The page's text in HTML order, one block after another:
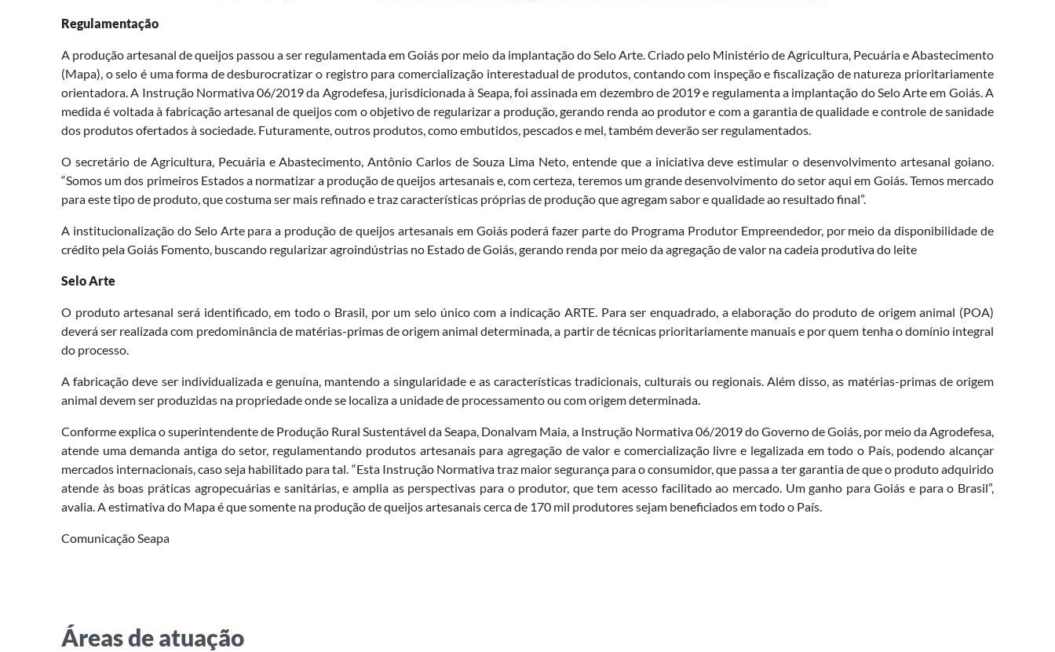
Regulamentação
A produção artesanal de queijos passou a ser regulamentada em Goiás por meio da implantação do Selo Arte. Criado pelo Ministério de Agricultura, Pecuária e Abastecimento
(Mapa), o selo é uma forma de desburocratizar o registro para comercialização interestadual de produtos, contando com inspeção e fiscalização de natureza prioritariamente
orientadora. A Instrução Normativa 06/2019 da Agrodefesa, jurisdicionada à Seapa, foi assinada em dezembro de 2019 e regulamenta a implantação do Selo Arte em Goiás. A
medida é voltada à fabricação artesanal de queijos com o objetivo de regularizar a produção, gerando renda ao produtor e com a garantia de qualidade e controle de sanidade
dos produtos ofertados à sociedade. Futuramente, outros produtos, como embutidos, pescados e mel, também deverão ser regulamentados.
O secretário de Agricultura, Pecuária e Abastecimento, Antônio Carlos de Souza Lima Neto, entende que a iniciativa deve estimular o desenvolvimento artesanal goiano.
“Somos um dos primeiros Estados a normatizar a produção de queijos artesanais e, com certeza, teremos um grande desenvolvimento do setor aqui em Goiás. Temos mercado
para este tipo de produto, que costuma ser mais refinado e traz características próprias de produção que agregam sabor e qualidade ao resultado final”.
A institucionalização do Selo Arte para a produção de queijos artesanais em Goiás poderá fazer parte do Programa Produtor Empreendedor, por meio da disponibilidade de
crédito pela Goiás Fomento, buscando regularizar agroindústrias no Estado de Goiás, gerando renda por meio da agregação de valor na cadeia produtiva do leite
Selo Arte
O produto artesanal será identificado, em todo o Brasil, por um selo único com a indicação ARTE. Para ser enquadrado, a elaboração do produto de origem animal (POA)
deverá ser realizada com predominância de matérias-primas de origem animal determinada, a partir de técnicas prioritariamente manuais e por quem tenha o domínio integral
do processo.
A fabricação deve ser individualizada e genuína, mantendo a singularidade e as características tradicionais, culturais ou regionais. Além disso, as matérias-primas de origem
animal devem ser produzidas na propriedade onde se localiza a unidade de processamento ou com origem determinada.
Conforme explica o superintendente de Produção Rural Sustentável da Seapa, Donalvam Maia, a Instrução Normativa 06/2019 do Governo de Goiás, por meio da Agrodefesa,
atende uma demanda antiga do setor, regulamentando produtos artesanais para agregação de valor e comercialização livre e legalizada em todo o País, podendo alcançar
mercados internacionais, caso seja habilitado para tal. “Esta Instrução Normativa traz maior segurança para o consumidor, que passa a ter garantia de que o produto adquirido
atende às boas práticas agropecuárias e sanitárias, e amplia as perspectivas para o produtor, que tem acesso facilitado ao mercado. Um ganho para Goiás e para o Brasil”,
avalia. A estimativa do Mapa é que somente na produção de queijos artesanais cerca de 170 mil produtores sejam beneficiados em todo o País.
Comunicação Seapa
Áreas de atuação